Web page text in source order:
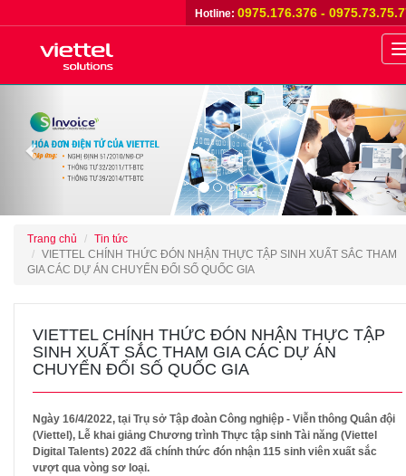
Hotline: 0975.176.376 -
Trang chủ
Tin tức
VIETTEL CHÍNH THỨC ĐÓN NHẬN THỰC TẬP SINH XUẤT SẮC THAM
GIA CÁC DỰ ÁN CHUYỂN ĐỔI SỐ QUỐC GIA
VIETTEL CHÍNH THỨC ĐÓN NHẬN THỰC TẬP
SINH XUẤT SẮC THAM GIA CÁC DỰ ÁN
CHUYỂN ĐỔI SỐ QUỐC GIA
Ngày 16/4/2022, tại Trụ sở Tập đoàn Công nghiệp - Viễn thông Quân đội
(Viettel), Lễ khai giảng Chương trình Thực tập sinh Tài năng (Viettel
Digital Talents) 2022 đã chính thức đón nhận 115 sinh viên xuất sắc
vượt qua vòng sơ loại.